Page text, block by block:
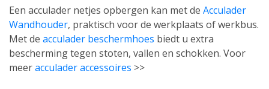
Een acculader netjes opbergen kan met de Acculader
Wandhouder, praktisch voor de werkplaats of werkbus.
Met de acculader beschermhoes biedt u extra
bescherming tegen stoten, vallen en schokken. Voor
meeracculader accessoires >>